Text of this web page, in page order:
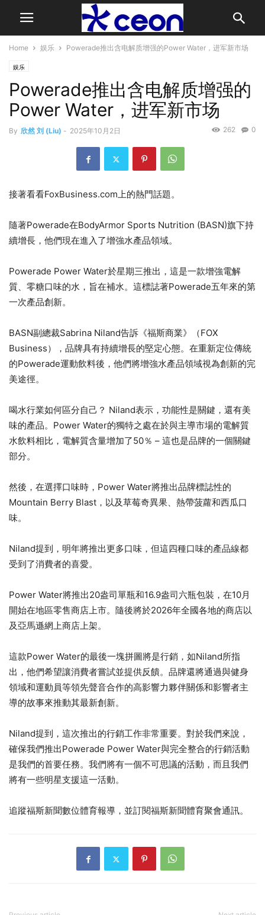
Home 娱乐 Powerade推出含电解质增强的Power Water，进军新市场
娱乐
Powerade推出含电解质增强的
Power Water，进军新市场
By 欣然 刘 (Liu) - 2025年10月2日 0
262
接著看看FoxBusiness.com上的熱門話題。
隨著Powerade在BodyArmor Sports Nutrition (BASN)旗下持
續增長，他們現在進入了增強水產品領域。
Powerade Power Water於星期三推出，這是一款增強電解
質、零糖口味的水，旨在補水。這標誌著Powerade五年來的第
一次產品創新。
BASN副總裁Sabrina Niland告訴《福斯商業》（FOX
Business），品牌具有持續增長的堅定心態。在重新定位傳統
的Powerade運動飲料後，他們將增強水產品領域視為創新的完
美途徑。
喝水行業如何區分自己？ Niland表示，功能性是關鍵，還有美
味的產品。Power Water的獨特之處在於與主導市場的電解質
水飲料相比，電解質含量增加了50％ – 這也是品牌的一個關鍵
部分。
然後，在選擇口味時，Power Water將推出品牌標誌性的
Mountain Berry Blast，以及草莓奇異果、熱帶菠蘿和西瓜口
味。
Niland提到，明年將推出更多口味，但這四種口味的產品線都
受到了消費者的喜愛。
Power Water將推出20盎司單瓶和16.9盎司六瓶包裝，在10月
開始在地區零售商店上市。隨後將於2026年全國各地的商店以
及亞馬遜網上商店上架。
這款Power Water的最後一塊拼圖將是行銷，如Niland所指
出，他們希望讓消費者嘗試並提供反饋。品牌還將通過與健身
領域和運動員等領先聲音合作的高影響力夥伴關係和影響者主
導的故事來推動其最新創新。
Niland提到，這次推出的行銷工作非常重要。對於我們來說，
確保我們推出Powerade Power Water與完全整合的行銷活動
是我們的首要任務。我們將有一個不可思議的活動，而且我們
將有一些明星支援這一活動。
追蹤福斯新聞數位體育報導，並訂閱福斯新聞體育聚會通訊。